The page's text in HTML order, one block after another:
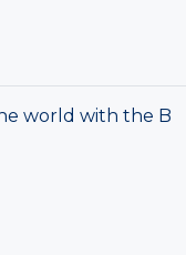
world with the B